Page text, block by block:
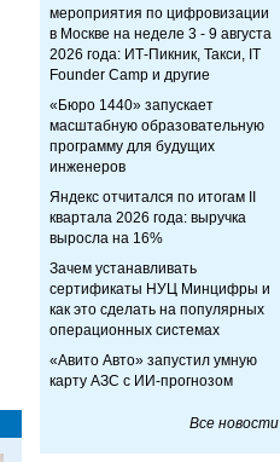
мероприятия по цифровизации
в Москве на неделе 3 - 9 августа
2026 года: ИТ-Пикник, Такси, IT
Founder Camp и другие
«Бюро 1440» запускает
масштабную образовательную
программу для будущих
инженеров
Яндекс отчитался по итогам II
квартала 2026 года: выручка
выросла на 16%
Зачем устанавливать
сертификаты НУЦ Минцифры и
как это сделать на популярных
операционных системах
«Авито Авто» запустил умную
карту АЗС с ИИ-прогнозом
Все новости